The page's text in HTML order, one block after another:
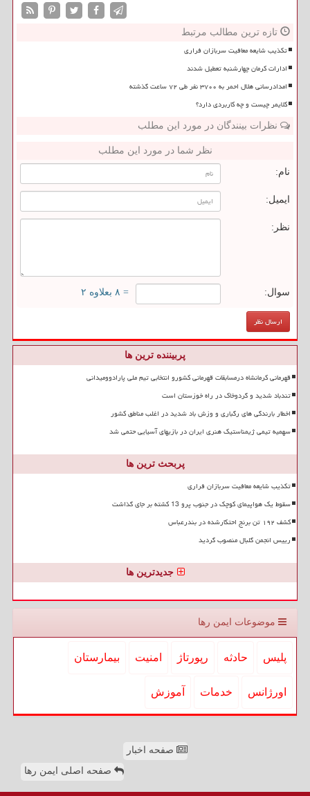
تازه ترین مطالب مرتبط
تکذیب شایعه معافیت سربازان فراری
ادارات کرمان چهارشنبه تعطیل شدند
امدادرسانی هلال احمر به ۳۷۰۰ نفر طی ۷۲ ساعت گذشته
کلایمر چیست و چه کاربردی دارد؟
نظرات بینندگان در مورد این مطلب
نظر شما در مورد این مطلب
نام:
ایمیل:
نظر:
سوال: = ۸ بعلاوه ۲
پربیننده ترین ها
قهرمانی کرمانشاه درمسابقات قهرمانی کشورو انتخابی تیم ملی پارادوومیدانی
تندباد شدید و گردوخاک در راه خوزستان است
اخطار بارندگی های رگباری و وزش باد شدید در اغلب مناطق کشور
سهمیه تیمی ژیمناستیک هنری ایران در بازیهای آسیایی حتمی شد
پربحث ترین ها
تکذیب شایعه معافیت سربازان فراری
سقوط یک هواپیمای کوچک در جنوب پرو 13 کشته بر جای گذاشت
کشف ۱۹۲ تن برنج احتکارشده در بندرعباس
رییس انجمن گلبال منصوب گردید
جدیدترین ها
موضوعات ایمن رها
پلیس حادثه رپورتاژ امنیت بیمارستان
اورژانس خدمات آموزش
صفحه اخبار
صفحه اصلی ایمن رها